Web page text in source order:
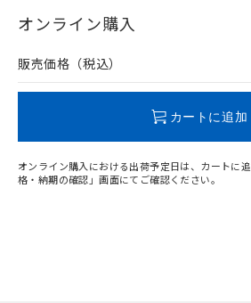
在庫等で未対応品が混在する可能性が
問い合わせください。
オンライン購入
販売価格（税込）
カートに追加
オンライン購入における出荷予定日は、カートに
格・納期の確認」画面にてご確認ください。